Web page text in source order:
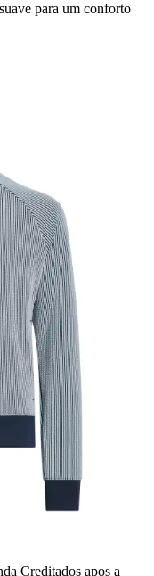
para um conforto
Creditados apos a